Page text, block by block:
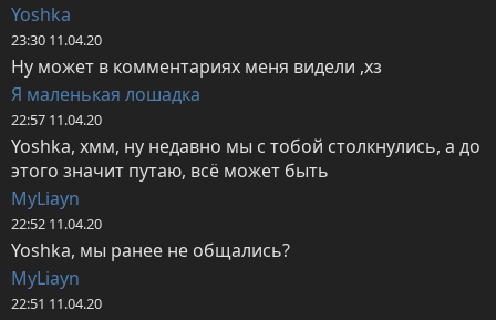
Yoshka
23:30 11.04.20
Ну может в комментариях меня видели ,хз
Я маленькая лошадка
22:57 11.04.20
Yoshka, хмм, ну недавно мы с тобой столкнулись, а до
этого значит путаю, всё может быть
MyLiayn
22:52 11.04.20
Yoshka, мы ранее не общались?
MyLiayn
22:51 11.04.20